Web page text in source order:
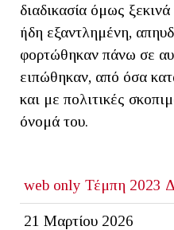
διαδικασία όμως
ήδη εξαντλημένη,
φορτώθηκαν πάνω σε
ειπώθηκαν, από όσα
και με πολιτικές
όνομά του.
web only Τέμπη 2023
21 Μαρτίου 2026